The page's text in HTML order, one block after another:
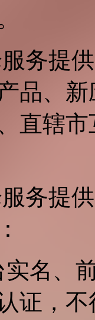
务提
品、
直辖
务提
实名、
证，